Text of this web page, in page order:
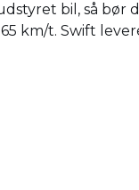
bil, så bør
km/t. Swift